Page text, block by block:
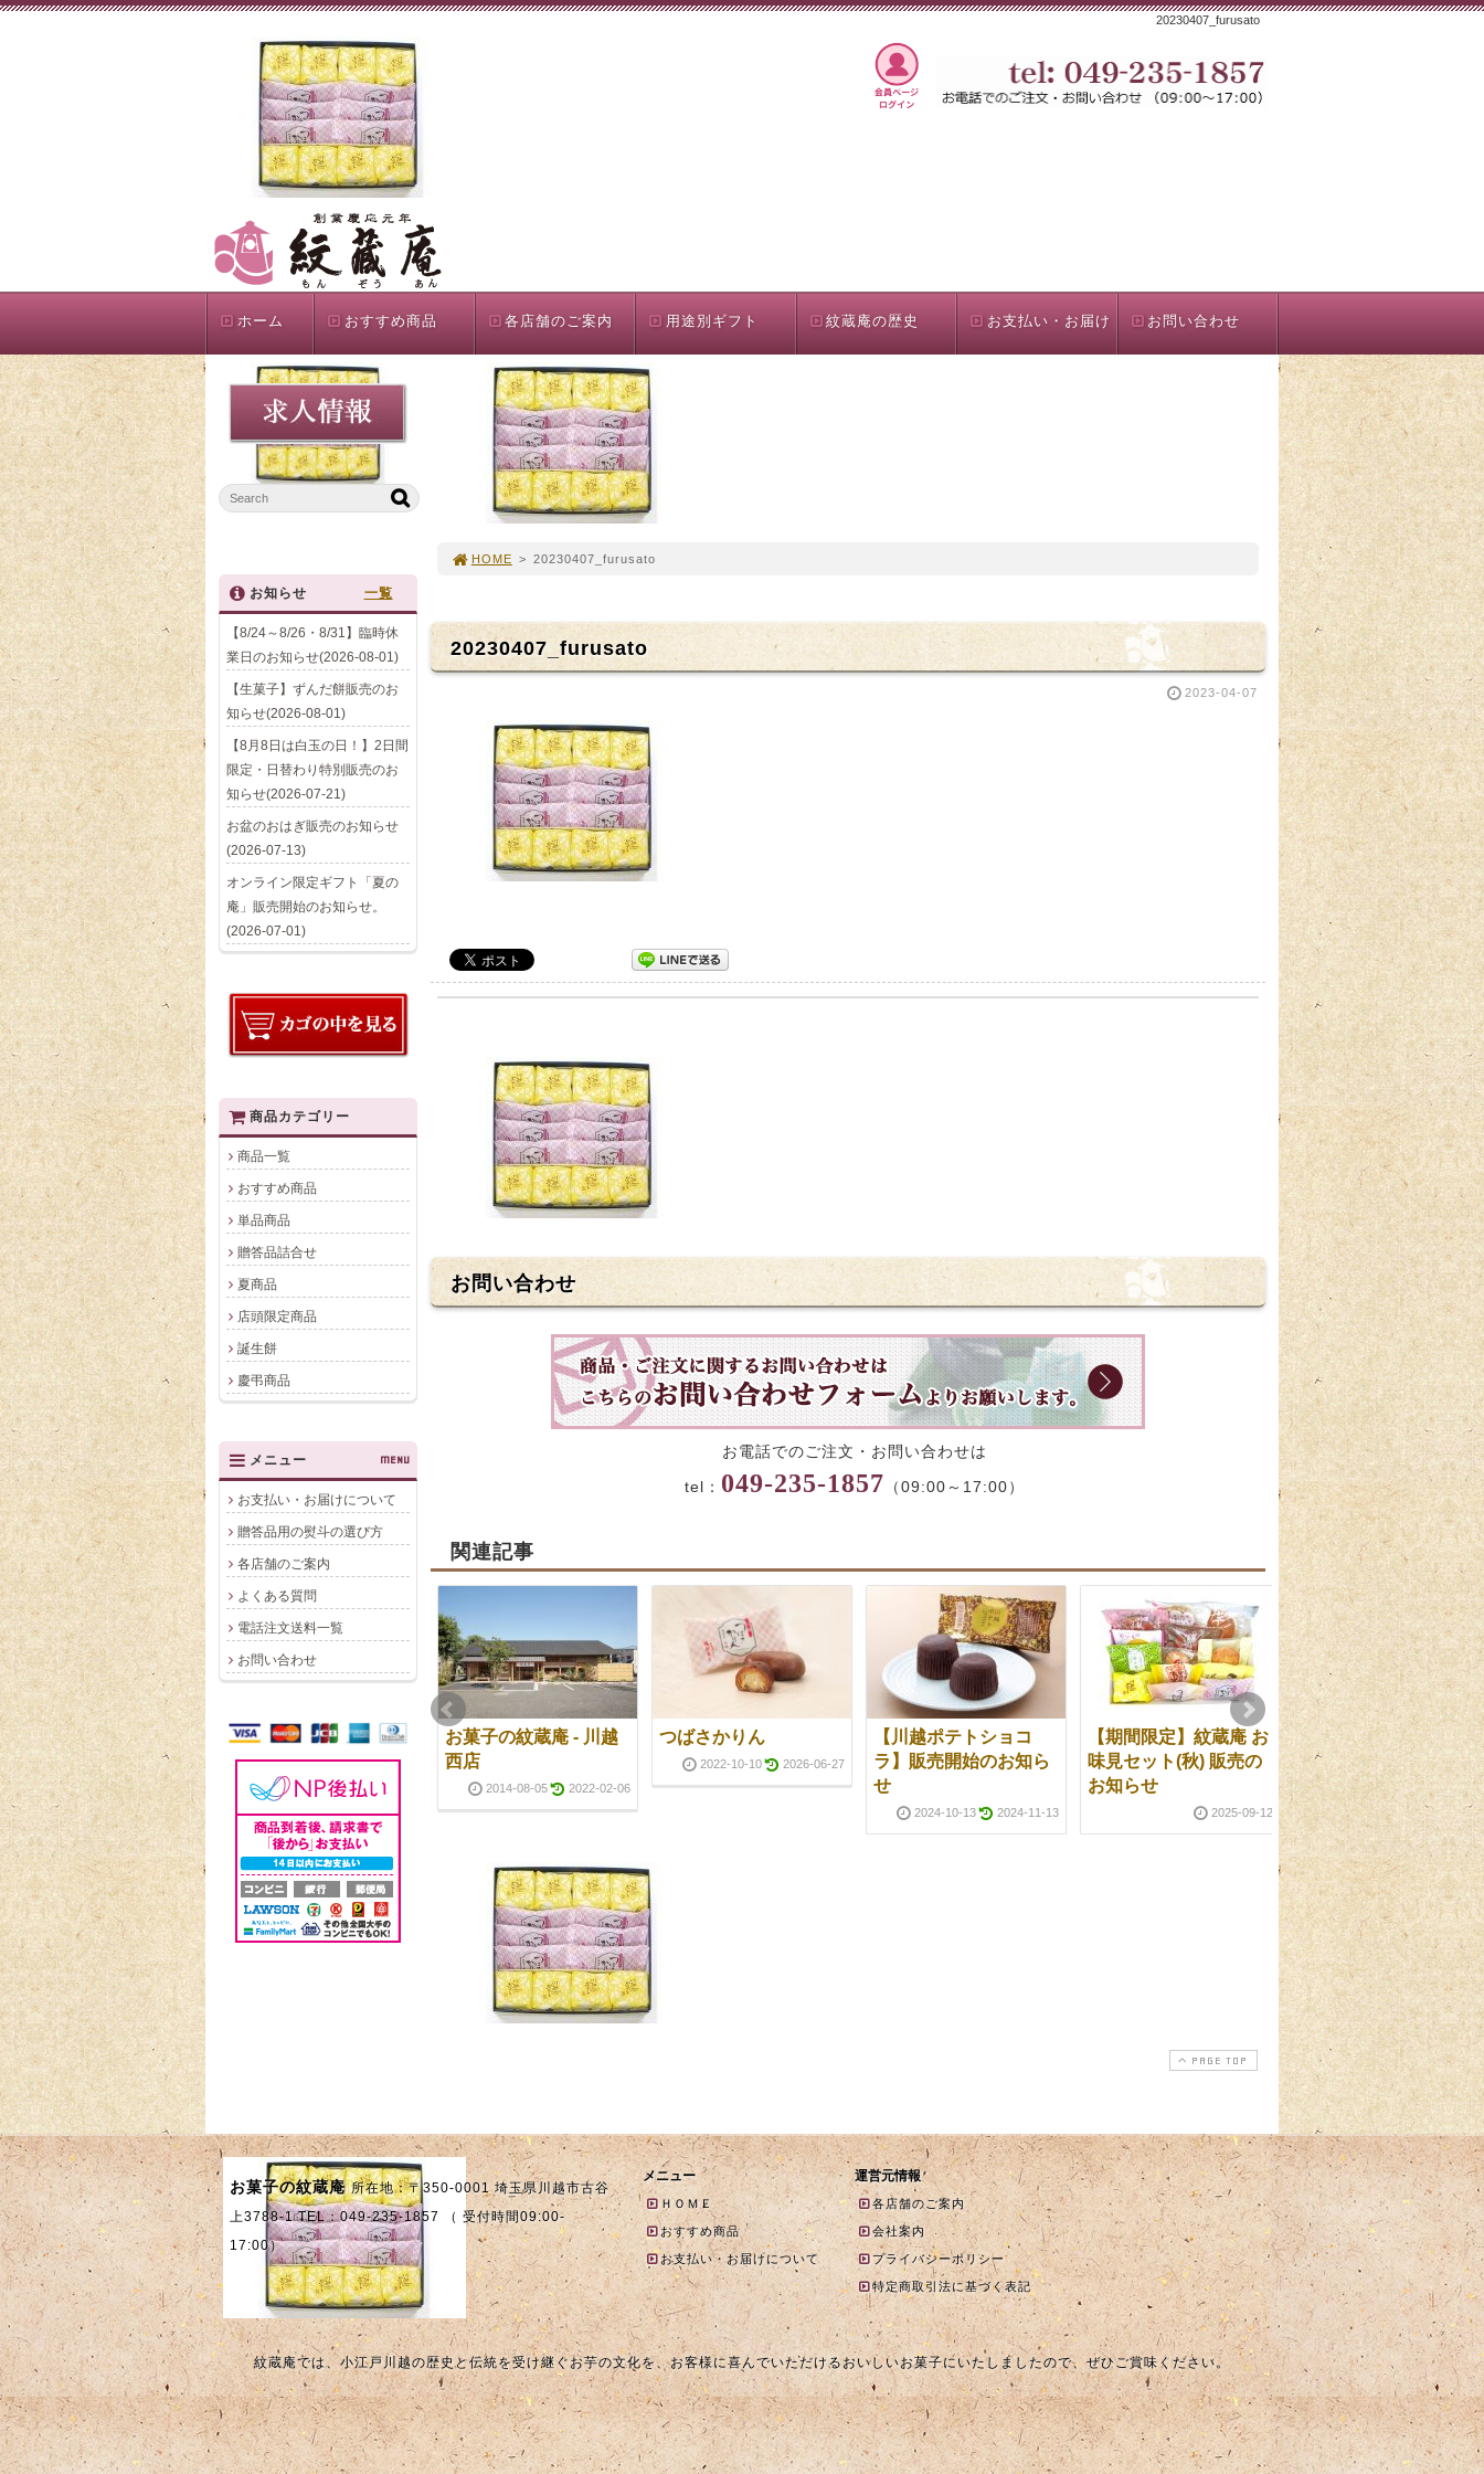
20230407_furusato
ホーム おすすめ商品 各店舗のご案内 用途別ギフト 紋蔵庵の歴史 お支払い・お届け お問い合わせ
HOME > 20230407_furusato
20230407_furusato
2023-04-07
お問い合わせ
お電話でのご注文・お問い合わせは
tel： 049-235-1857 （09:00～17:00）
関連記事
川越ポテト檸檬
2025-04-23 2026-05-14
伝統の味【花びら餅】
販売開始
2025-12-30 2025-12-30
お菓子の紋蔵庵 - 川越
西店
2014-08-05 2022-02-06
つばさかりん
2022-10-10 2026-06-27
【川越ポテトショコ
ラ】販売開始のお知ら
せ
2024-10-13 2024-11-13
【期間限定】紋蔵庵 お
味見セット(秋) 販売の
お知らせ
2025-09-12
【生菓子】青梅販売の
お知らせ
2026-05-23 2026-06-
【期間限定】紋蔵庵 お
味見セット(秋) 販売の
お知らせ
2025-09-12 PAGE TOP
お知らせ 一覧
【8/24～8/26・8/31】臨時休
業日のお知らせ(2026-08-01)
【生菓子】ずんだ餅販売のお
知らせ(2026-08-01)
【8月8日は白玉の日！】2日間
限定・日替わり特別販売のお
知らせ(2026-07-21)
お盆のおはぎ販売のお知らせ
(2026-07-13)
オンライン限定ギフト「夏の
庵」販売開始のお知らせ。
(2026-07-01)
商品カテゴリー
商品一覧
おすすめ商品
単品商品
贈答品詰合せ
夏商品
店頭限定商品
誕生餅
慶弔商品
メニュー MENU
お支払い・お届けについて
贈答品用の熨斗の選び方
各店舗のご案内
よくある質問
電話注文送料一覧
お問い合わせ
お菓子の紋蔵庵 所在地：〒350-0001 埼玉県川越市古谷
上3788-1 TEL：049-235-1857 （ 受付時間09:00-
17:00）
メニュー
ＨＯＭＥ
おすすめ商品
お支払い・お届けについて
運営元情報
各店舗のご案内
会社案内
プライバシーポリシー
特定商取引法に基づく表記
紋蔵庵では、小江戸川越の歴史と伝統を受け継ぐお芋の文化を、お客様に喜んでいただけるおいしいお菓子にいたしましたので、ぜひご賞味ください。